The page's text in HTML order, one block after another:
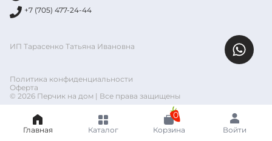
+7 (705) 477-24-44
ИП Тарасенко Татьяна Ивановна
Политика конфиденциальности
Оферта
© 2026 Перчик на дом | Все права защищены
Главная Каталог
0
Корзина Войти